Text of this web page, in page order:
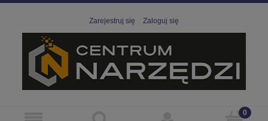
Zarejestruj się Zaloguj się